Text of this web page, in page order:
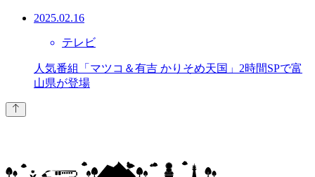
2025.02.16
テレビ
人気番組「マツコ＆有吉 かりそめ天国」2時間SPで富
山県が登場